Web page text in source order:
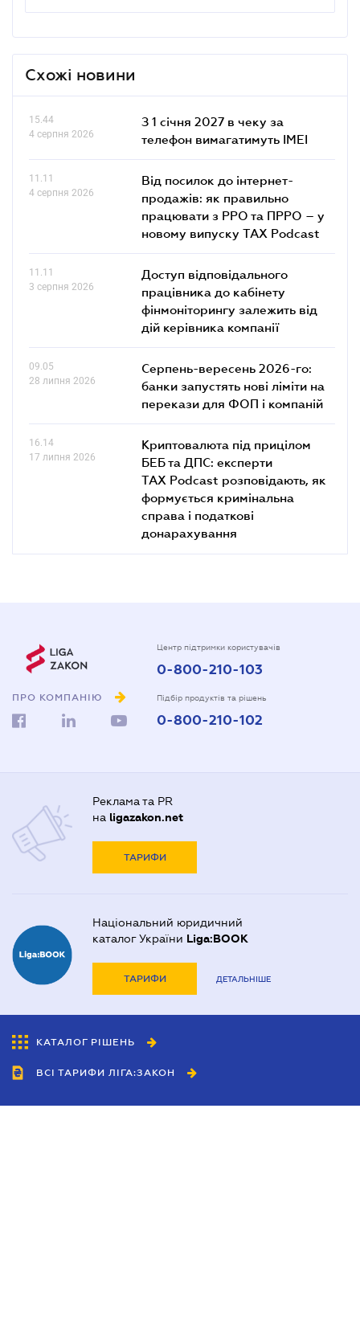
Схожі новини
15.44
4 серпня 2026
З 1 січня 2027 в чеку за
телефон вимагатимуть IMEI
11.11
4 серпня 2026
Від посилок до інтернет-
продажів: як правильно
працювати з РРО та ПРРО – у
новому випуску TAX Podcast
11.11
3 серпня 2026
Доступ відповідального
працівника до кабінету
фінмоніторингу залежить від
дій керівника компанії
09.05
28 липня 2026
Серпень-вересень 2026-го:
банки запустять нові ліміти на
перекази для ФОП і компаній
16.14
17 липня 2026
Криптовалюта під прицілом
БЕБ та ДПС: експерти
TAX Podcast розповідають, як
формується кримінальна
справа і податкові
донарахування
ПРО КОМПАНІЮ
Центр підтримки користувачів
0-800-210-103
Підбір продуктів та рішень
0-800-210-102
Реклама та PR
на ligazakon.net
ТАРИФИ
Національний юридичний
каталог України Liga:BOOK
ТАРИФИ ДЕТАЛЬНІШЕ
КАТАЛОГ РІШЕНЬ
ВСІ ТАРИФИ ЛІГА:ЗАКОН